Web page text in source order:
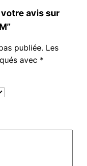
avis sur
publiée. Les
avec *